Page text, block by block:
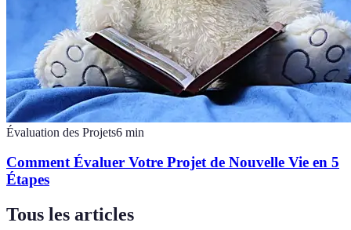
Évaluation des Projets6 min
Comment Évaluer Votre Projet de Nouvelle Vie en 5
Étapes
Tous les articles